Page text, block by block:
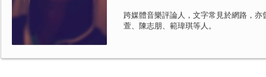
跨媒體音樂評論人，文字常見於網路，
萱、陳志朋、範瑋琪等人。